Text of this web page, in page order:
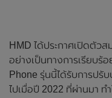
HMD ได้ประกาศเปิดตัว
อย่างเป็นทางการเรียบร้
Phone รุ่นนี้ได้รับการปรั
ไปเมื่อปี 2022 ที่ผ่านมา